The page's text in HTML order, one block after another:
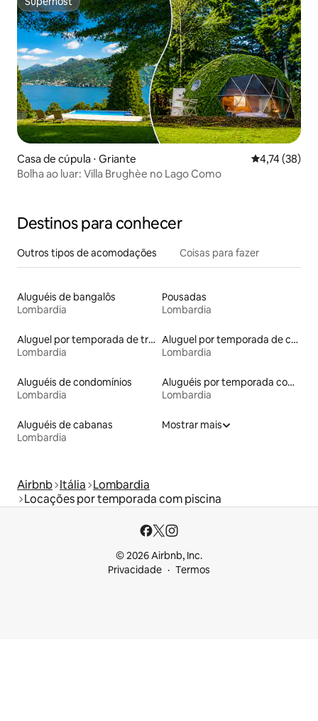
Superhost
Casa de cúpula ⋅ Griante 4,74 de uma
4,74 (38)
Bolha ao luar: Villa Brughèe no Lago Como
Destinos para conhecer
Outros tipos de acomodações Coisas para fazer
Aluguéis de bangalôs
Lombardia
Pousadas
Lombardia
Aluguel por temporada de trailers
Lombardia
Aluguel por temporada de castelos
Lombardia
Aluguéis de condomínios
Lombardia
Aluguéis por temporada com caiaque
Lombardia
Aluguéis de cabanas
Lombardia
Mostrar mais
Airbnb Itália Lombardia
Locações por temporada com piscina
© 2026 Airbnb, Inc.
Privacidade
Termos